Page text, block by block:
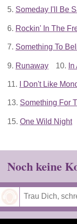
5. Someday I'll Be
6. Rockin' In The
7. Something To
9. Runaway 10.
11. I Don't Like
13. Something For
15. One Wild Night
Noch keine